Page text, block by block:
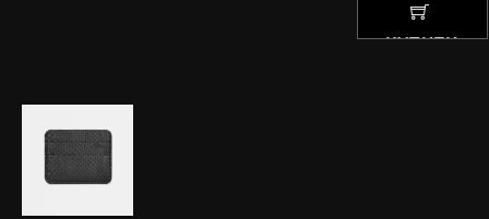
КУПИТИ